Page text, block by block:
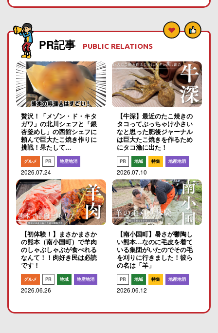
PR記事 PUBLIC RELATIONS
贅沢！「メゾン・ド・キタ
ガワ」の北川シェフと「銀
杏釜めし」の西館シェフに
頼んで巨大たこ焼き作りに
挑戦！果たして…
グルメ PR 地産地消
2026.07.24
【牛深】最近のたこ焼きの
タコってぶっちゃけ小さい
なと思った肥後ジャーナル
は巨大たこ焼きを作るため
にタコ漁に出た！
PR 地域 特集 地産地消
2026.07.10
【初体験！】まさかまさか
の熊本（南小国町）で羊肉
のしゃぶしゃぶが食べれる
なんて！！肉好き民は必読
です！
グルメ PR 地域 地産地消
2026.06.26
【南小国町】暑さが鬱陶し
い熊本…なのに毛皮を着て
いる集団がいたのでその毛
を刈りに行きました！彼ら
の名は「羊」
PR 地域 特集 地産地消
2026.06.12